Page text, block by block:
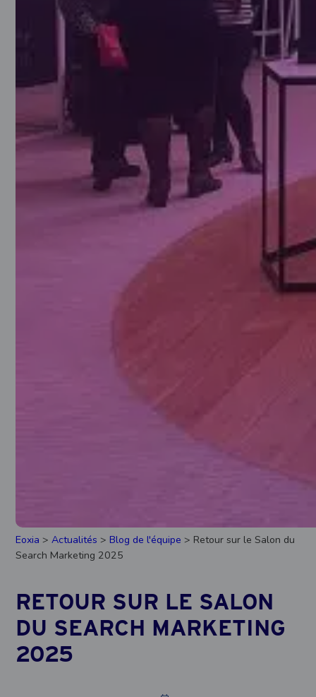
Eoxia >Actualités >Blog de l'équipe > Retour sur le Salon du
Search Marketing 2025
RETOUR SUR LE SALON
DU SEARCH MARKETING
2025